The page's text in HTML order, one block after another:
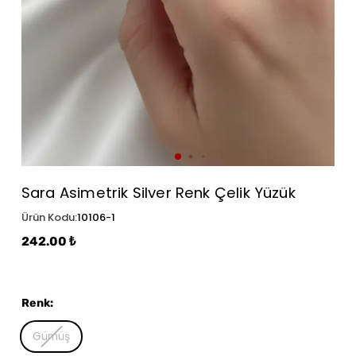
Sara Asimetrik Silver Renk Çelik Yüzük
Ürün Kodu:10106-1
242.00 ₺
Renk:
Gümüş